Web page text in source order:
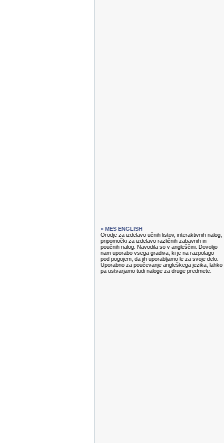
» MES ENGLISH
Orodje za izdelavo učnih listov, interaktivnih nalog,
pripomočki za izdelavo različnih zabavnih in
poučnih nalog. Navodila so v angleščini. Dovolijo
nam uporabo vsega gradiva, ki je na razpolago
pod pogojem, da jih uporabljamo le za svoje delo.
Uporabno za poučevanje angleškega jezika, lahko
pa ustvarjamo tudi naloge za druge predmete.